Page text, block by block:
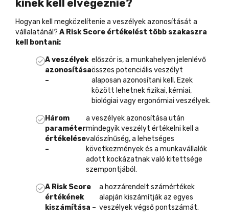
kinek kell elvégeznie?
Hogyan kell megközelítenie a veszélyek azonosítását a
vállalatánál? A Risk Score értékelést több szakaszra
kell bontani:
A veszélyek
azonosítása
–
először is, a munkahelyen jelenlévő
összes potenciális veszélyt
alaposan azonosítani kell. Ezek
között lehetnek fizikai, kémiai,
biológiai vagy ergonómiai veszélyek.
Három
paraméter
értékelése
–
a veszélyek azonosítása után
mindegyik veszélyt értékelni kell a
valószínűség, a lehetséges
következmények és a munkavállalók
adott kockázatnak való kitettsége
szempontjából.
A Risk Score
értékének
kiszámítása –
a hozzárendelt számértékek
alapján kiszámítják az egyes
veszélyek végső pontszámát.